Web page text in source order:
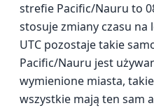
strefie Pacific/Nauru to
stosuje zmiany czasu na
UTC pozostaje takie
Pacific/Nauru jest
wymienione miasta,
wszystkie mają ten sam